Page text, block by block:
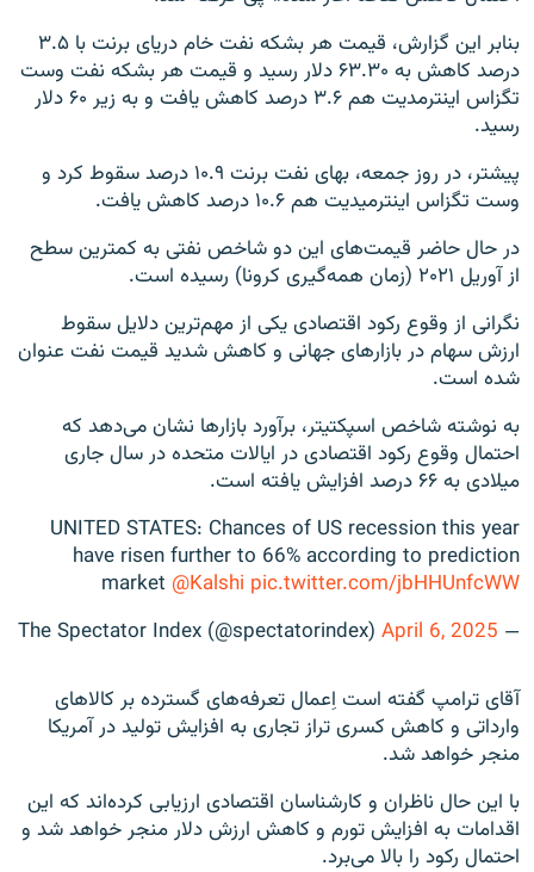
بنابر این گزارش، قیمت هر بشکه نفت خام دریای برنت با ۳.۵
درصد کاهش به ۶۳.۳۰ دلار رسید و قیمت هر بشکه نفت وست
تگزاس اینترمدیت هم ۳.۶ درصد کاهش یافت و به زیر ۶۰ دلار
رسید.
پیشتر، در روز جمعه، بهای نفت برنت ۱۰.۹ درصد سقوط کرد و
وست تگزاس اینترمیدیت هم ۱۰.۶ درصد کاهش یافت.
در حال حاضر قیمت‌های این دو شاخص نفتی به کمترین سطح
از آوریل ۲۰۲۱ (زمان همه‌گیری کرونا) رسیده است.
نگرانی از وقوع رکود اقتصادی یکی از مهم‌ترین دلایل سقوط
ارزش سهام در بازارهای جهانی و کاهش شدید قیمت نفت عنوان
شده است.
به نوشته شاخص اسپکتیتر، برآورد بازارها نشان می‌دهد که
احتمال وقوع رکود اقتصادی در ایالات متحده در سال جاری
میلادی به ۶۶ درصد افزایش یافته است.
UNITED STATES: Chances of US recession this year
have risen further to 66% according to prediction
market @Kalshi pic.twitter.com/jbHHUnfcWW
— The Spectator Index (@spectatorindex)
April 6, 2025
آقای ترامپ گفته است اِعمال تعرفه‌های گسترده بر کالاهای
وارداتی و کاهش کسری تراز تجاری به افزایش تولید در آمریکا
منجر خواهد شد.
با این حال ناظران و کارشناسان اقتصادی ارزیابی کرده‌اند که این
اقدامات به افزایش تورم و کاهش ارزش دلار منجر خواهد شد و
احتمال رکود را بالا می‌برد.